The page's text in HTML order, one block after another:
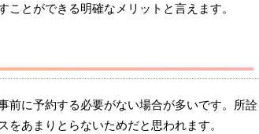
とができる明確なメリットと言えます。
前に予約する必要がない場合が多いです。所詮
あまりとらないためだと思われます。